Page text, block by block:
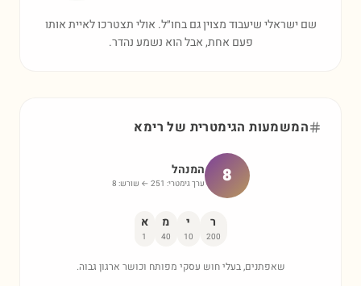
שם ישראלי שיעבוד מצוין גם בחו״ל. אולי תצטרכו לאיית אותו
פעם אחת, אבל הוא נשמע נהדר.
המשמעות הגימטרית של רימא
8 המנהל
ערך גימטרי: 251 ← שורש: 8
ר
200
י
10
מ
40
א
1
שאפתנים, בעלי חוש עסקי מפותח וכושר ארגון גבוה.